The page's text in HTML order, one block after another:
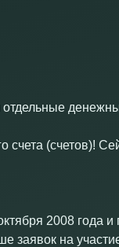
счета (счетов)!
2008 года
заявок на